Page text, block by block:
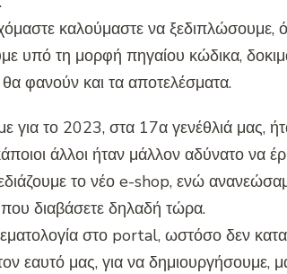
καλούμαστε να ξεδιπλώσουμε,
υπό τη μορφή πηγαίου κώδικα,
θα φανούν και τα αποτελέσματα.
για το 2023, στα 17α γενέθλιά μας,
άλλοι ήταν μάλλον αδύνατο να
το νέο e-shop, ενώ
διαβάσετε δηλαδή τώρα.
στο portal, ωστόσο δεν
εαυτό μας, για να δημιουργήσουμε,